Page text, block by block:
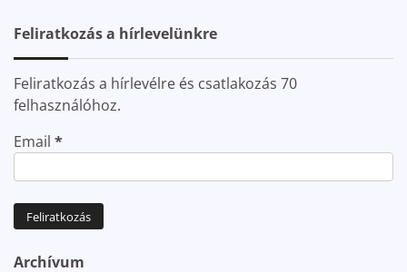
Feliratkozás a hírlevelünkre
Feliratkozás a hírlevélre és csatlakozás 70
felhasználóhoz.
Email *
Archívum